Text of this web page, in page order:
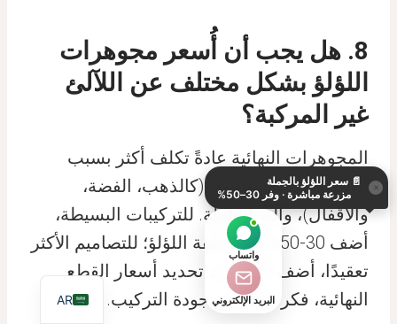
8. هل يجب أن أُسعر مجوهرات
اللؤلؤ بشكل مختلف عن اللآلئ
غير المركبة؟
المجوهرات النهائية عادةً تكلف أكثر بسبب
العمل المبذول، المواد (كالذهب، الفضة،
والأقفال)، واليد العاملة. للتركيبات البسيطة،
أضف 30-50% إلى تكلفة اللؤلؤ؛ للتصاميم الأكثر
تعقيدًا، أضف أكثر. عند تحديد أسعار القطع
النهائية، فكر دائمًا في جودة التركيب.
📄 سعر اللؤلؤ بالجملة
مزرعة مباشرة · وفر 30–50%
×
واتساب
البريد الإلكتروني AR
EN
JA
IT